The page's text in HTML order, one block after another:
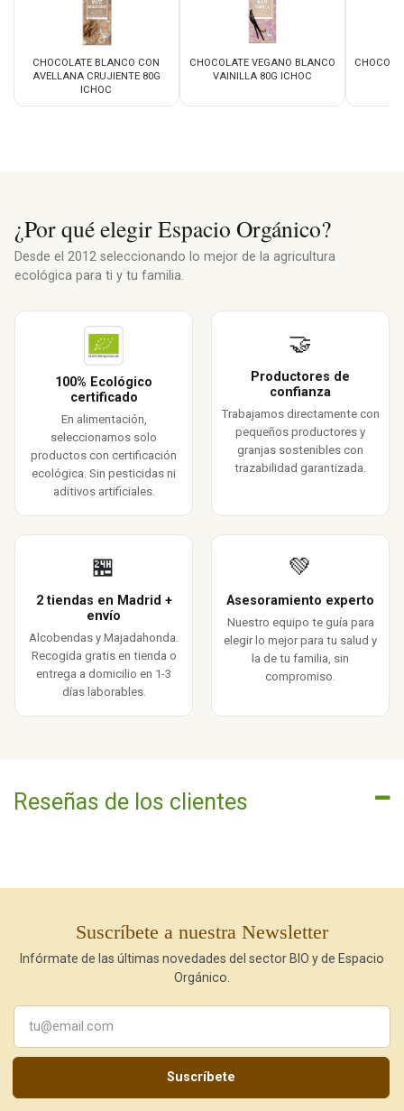
CHOCOLATE BLANCO CON
AVELLANA CRUJIENTE 80G
ICHOC
CHOCOLATE VEGANO BLANCO
VAINILLA 80G ICHOC
¿Por qué elegir Espacio Orgánico?
Desde el 2012 seleccionando lo mejor de la agricultura
ecológica para ti y tu familia.
100% Ecológico
certificado
En alimentación,
seleccionamos solo
productos con certificación
ecológica. Sin pesticidas ni
aditivos artificiales.
🤝
Productores de
confianza
Trabajamos directamente con
pequeños productores y
granjas sostenibles con
trazabilidad garantizada.
🏪
2 tiendas en Madrid +
envío
Alcobendas y Majadahonda.
Recogida gratis en tienda o
entrega a domicilio en 1-3
días laborables.
💚
Asesoramiento experto
Nuestro equipo te guía para
elegir lo mejor para tu salud y
la de tu familia, sin
compromiso.
Reseñas de los clientes
Suscríbete a nuestra Newsletter
Infórmate de las últimas novedades del sector BIO y de Espacio
Orgánico.
Suscríbete